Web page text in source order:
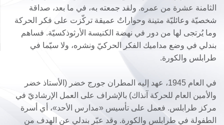
الثامنة عشرة من عمره. ولقد جمعته به، في ما بعد، صداقة
شخصيّة وعائليّة متينة وحواراتٌ عميقة تركّزت على فكر الحركة
وما يُرتجى لها من دور في نهضة الكنيسة الأرثوذكسيّة. فساهم
بندلي في وضع مداميك الفكر الحركيّ ونشره، ولا سيّما في
طرابلس والكورة.
في العام 1945، عهد إليه المطران جورج خضر (الأستاذ خضر
والأمين العام للحركة آنذاك) بالإشراف على العمل الإرشاديّ في
مركز طرابلس. فعمل على تأسيس «مدارس الأحد»، أي أسرة
الطفولة في طرابلس والكورة. وقد عبّر بندلي عن الهدف من